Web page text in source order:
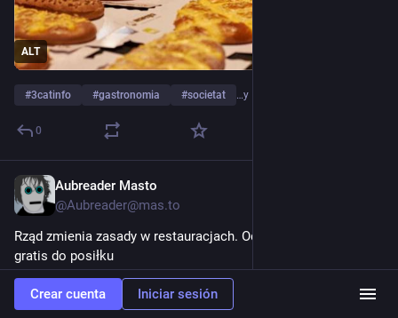
ALT
#3catinfo #gastronomia #societat …y 1 más
0
Aubreader Masto
@Aubreader@mas.to
Rząd zmienia zasady w restauracjach. Od 12 sierpnia 0,5 litra
gratis do posiłku
rynekzdrowia.pl/Prawo/Rzad-zmi
Crear cuenta Iniciar sesión